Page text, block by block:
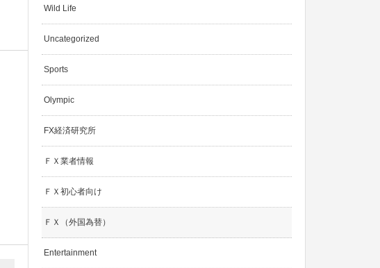
Wild Life
Uncategorized
Sports
Olympic
FX経済研究所
ＦＸ業者情報
ＦＸ初心者向け
ＦＸ（外国為替）
Entertainment